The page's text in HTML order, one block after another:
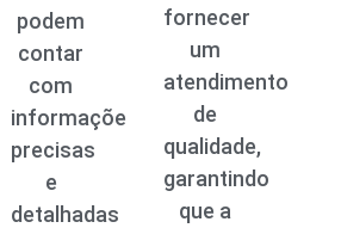
podem
contar
com
informações
precisas
e
detalhadas
fornecer
um
atendimento
de
qualidade,
garantindo
que a